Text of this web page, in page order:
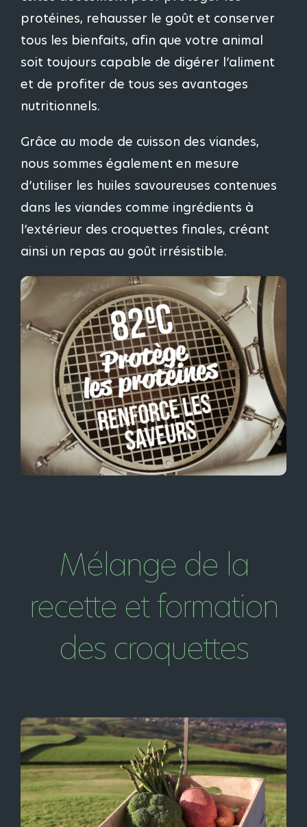
protéines, rehausser le goût et conserver
tous les bienfaits, afin que votre animal
soit toujours capable de digérer l’aliment
et de profiter de tous ses avantages
nutritionnels.
Grâce au mode de cuisson des viandes,
nous sommes également en mesure
d’utiliser les huiles savoureuses contenues
dans les viandes comme ingrédients à
l’extérieur des croquettes finales, créant
ainsi un repas au goût irrésistible.
Mélange de la
recette et formation
des croquettes